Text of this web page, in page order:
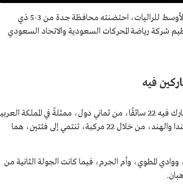
، هو الجولة الثالثة من بطولة الشرق الأوسط للراليات، احتضنته محافظة جدة من 3-5 ذي
الرياضة، وتنظيم شركة رياضة المحركات السعودية والاتحاد السعودي
امتدت مسافة سباق رالي السعودية 2025 إلى 824.35 كم وشارك فيه 22 سائقًا، من ثماني دول، ممثلةً في المملكة
السعودية، وقطر، والكويت، وعمان، والأردن، ولبنان، وفنلندا والهند، من خلال 22 مركبة، تنتمي إلى فئتين، هما
المطوي، وأم الجرم، فيما كانت الجولة الثانية من